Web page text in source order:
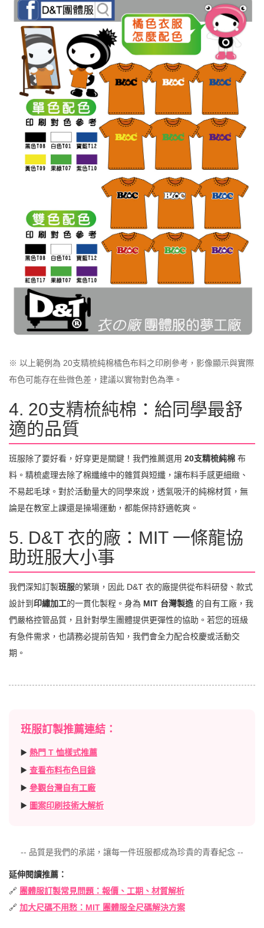
※ 以上範例為 20支精梳純棉橘色布料之印刷參考，影像顯示與實際
布色可能存在些微色差，建議以實物對色為準。
4. 20支精梳純棉：給同學最舒
適的品質
班服除了要好看，好穿更是關鍵！我們推薦選用 20支精梳純棉 布
料。精梳處理去除了棉纖維中的雜質與短纖，讓布料手感更細緻、
不易起毛球。對於活動量大的同學來說，透氣吸汗的純棉材質，無
論是在教室上課還是操場運動，都能保持舒適乾爽。
5. D&T 衣的廠：MIT 一條龍協
助班服大小事
我們深知訂製班服的繁瑣，因此 D&T 衣的廠提供從布料研發、款式
設計到 印繡加工的一貫化製程。身為 MIT 台灣製造 的自有工廠，我
們嚴格控管品質，且針對學生團體提供更彈性的協助。若您的班級
有急件需求，也請務必提前告知，我們會全力配合校慶或活動交
期。
班服訂製推薦連結：
▶️ 熱門 T 恤樣式推薦
▶️ 查看布料布色目錄
▶️ 參觀台灣自有工廠
▶️ 圖案印刷技術大解析
-- 品質是我們的承諾，讓每一件班服都成為珍貴的青春紀念 --
延伸閱讀推薦：
🔗 團體服訂製常見問題：報價、工期、材質解析
🔗 加大尺碼不用愁：MIT 團體服全尺碼解決方案